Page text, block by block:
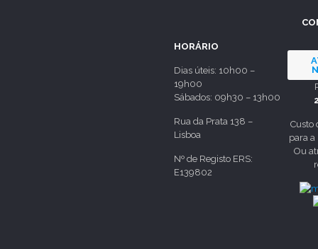
HORÁRIO
Dias úteis: 10h00 –
19h00
Sábados: 09h30 – 13h00
Rua da Prata 138 –
Lisboa
Nº de Registo ERS:
E139802
Custo
para
Ou